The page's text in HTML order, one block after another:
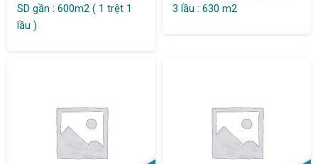
SD gần : 600m2 ( 1 trệt 1
lầu )
3 lầu : 630 m2